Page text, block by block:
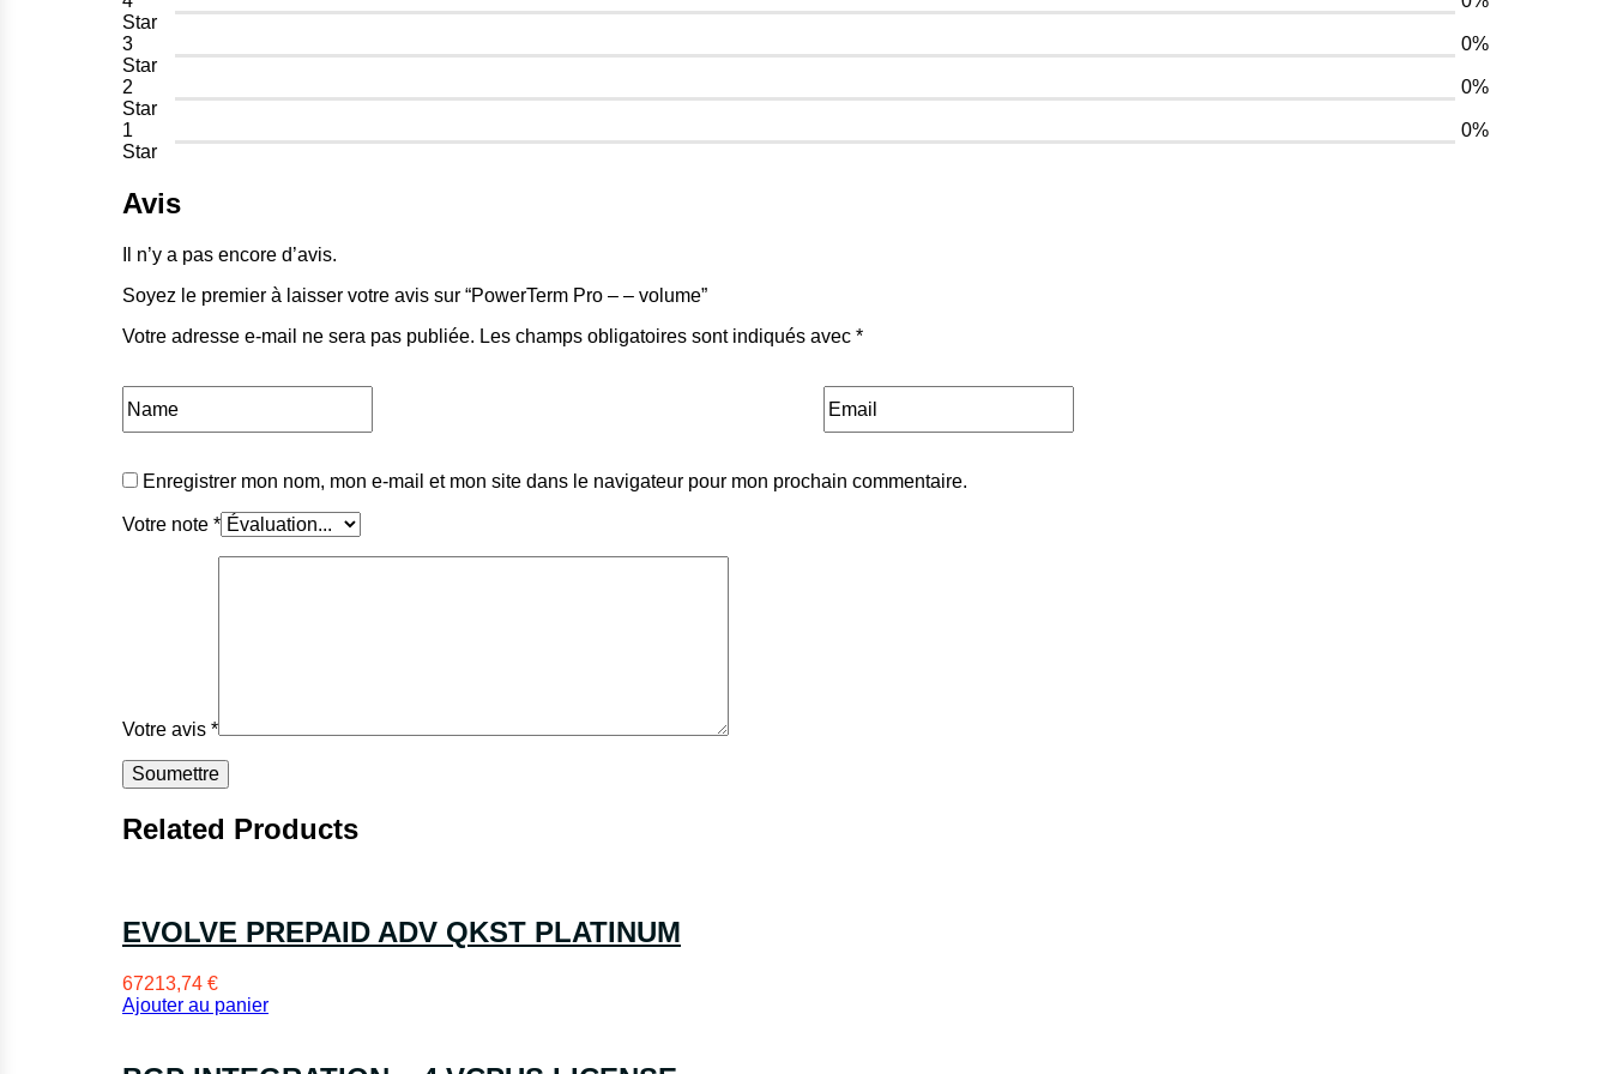
Star
3
Star
0%
2
Star
0%
1
Star
0%
Avis
Il n’y a pas encore d’avis.
Soyez le premier à laisser votre avis sur “PowerTerm Pro – – volume”
Votre adresse e-mail ne sera pas publiée. Les champs obligatoires sont indiqués avec *
Enregistrer mon nom, mon e-mail et mon site dans le navigateur pour mon prochain commentaire.
Votre note *
Votre avis *
Related Products
EVOLVE PREPAID ADV QKST PLATINUM
67213,74 €
Ajouter au panier